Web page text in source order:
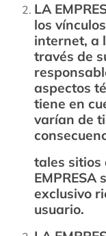
LA
los
internet, a
través de
aspectos
tiene en
varían de
tales sitios
EMPRESA
exclusivo
usuario.